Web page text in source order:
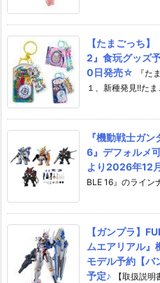
【たまごっち
2』食玩グッズ
0日発売☆
『た
１、新種発見!!た
『機動戦士ガ
6』デフォルメ
より2026年12
BLE 16』のライン
【ガンプラ】
ムエアリアル』
モデル予約【
予定♪
【取扱説